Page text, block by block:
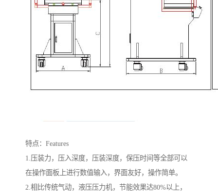
特点：Features
1.压装力，压入深度，压装深度，保压时间等全部可以
在操作面板上进行数值输入，界面友好，操作简单。
2.相比传统气动，液压压力机，节能效果达80%以上，